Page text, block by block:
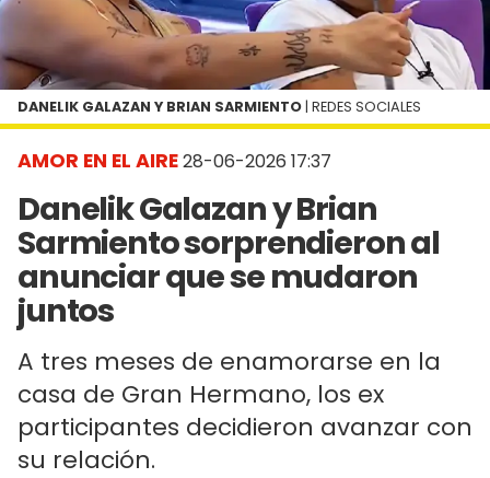
AMOR EN EL AIRE28-06-2026 17:37
Danelik Galazan y Brian
Sarmiento sorprendieron al
anunciar que se mudaron
juntos
A tres meses de enamorarse en la
casa de Gran Hermano, los ex
participantes decidieron avanzar con
su relación.
DANELIK GALAZAN Y BRIAN SARMIENTO | REDES SOCIALES